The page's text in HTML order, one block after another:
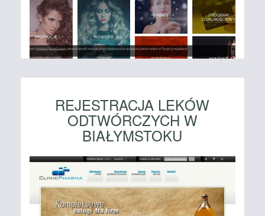
REJESTRACJA LEKÓW
ODTWÓRCZYCH W
BIAŁYMSTOKU